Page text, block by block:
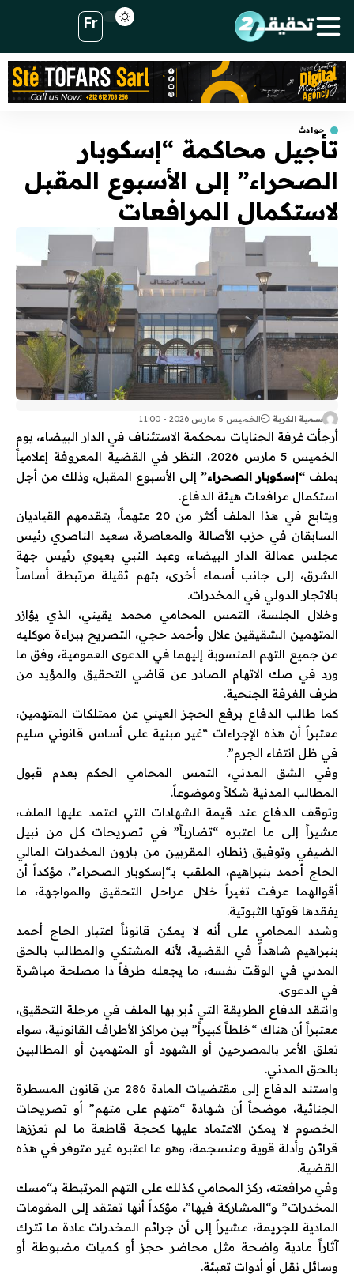
Fr
حوادث
تأجيل محاكمة “إسكوبار
الصحراء” إلى الأسبوع المقبل
لاستكمال المرافعات
سمية الكربة الخميس 5 مارس 2026 - 11:00
أرجأت غرفة الجنايات بمحكمة الاستئناف في الدار البيضاء، يوم
الخميس 5 مارس 2026، النظر في القضية المعروفة إعلامياً
بملف “إسكوبار الصحراء” إلى الأسبوع المقبل، وذلك من أجل
استكمال مرافعات هيئة الدفاع.
ويتابع في هذا الملف أكثر من 20 متهماً، يتقدمهم القياديان
السابقان في حزب الأصالة والمعاصرة، سعيد الناصري رئيس
مجلس عمالة الدار البيضاء، وعبد النبي بعيوي رئيس جهة
الشرق، إلى جانب أسماء أخرى، بتهم ثقيلة مرتبطة أساساً
بالاتجار الدولي في المخدرات.
وخلال الجلسة، التمس المحامي محمد يقيني، الذي يؤازر
المتهمين الشقيقين علال وأحمد حجي، التصريح ببراءة موكليه
من جميع التهم المنسوبة إليهما في الدعوى العمومية، وفق ما
ورد في صك الاتهام الصادر عن قاضي التحقيق والمؤيد من
طرف الغرفة الجنحية.
كما طالب الدفاع برفع الحجز العيني عن ممتلكات المتهمين،
معتبراً أن هذه الإجراءات “غير مبنية على أساس قانوني سليم
في ظل انتفاء الجرم”.
وفي الشق المدني، التمس المحامي الحكم بعدم قبول
المطالب المدنية شكلاً وموضوعاً.
وتوقف الدفاع عند قيمة الشهادات التي اعتمد عليها الملف،
مشيراً إلى ما اعتبره “تضارباً” في تصريحات كل من نبيل
الضيفي وتوفيق زنطار، المقربين من بارون المخدرات المالي
الحاج أحمد بنبراهيم، الملقب بـ“إسكوبار الصحراء”، مؤكداً أن
أقوالهما عرفت تغيراً خلال مراحل التحقيق والمواجهة، ما
يفقدها قوتها الثبوتية.
وشدد المحامي على أنه لا يمكن قانوناً اعتبار الحاج أحمد
بنبراهيم شاهداً في القضية، لأنه المشتكي والمطالب بالحق
المدني في الوقت نفسه، ما يجعله طرفاً ذا مصلحة مباشرة
في الدعوى.
وانتقد الدفاع الطريقة التي دُبر بها الملف في مرحلة التحقيق،
معتبراً أن هناك “خلطاً كبيراً” بين مراكز الأطراف القانونية، سواء
تعلق الأمر بالمصرحين أو الشهود أو المتهمين أو المطالبين
بالحق المدني.
واستند الدفاع إلى مقتضيات المادة 286 من قانون المسطرة
الجنائية، موضحاً أن شهادة “متهم على متهم” أو تصريحات
الخصوم لا يمكن الاعتماد عليها كحجة قاطعة ما لم تعززها
قرائن وأدلة قوية ومنسجمة، وهو ما اعتبره غير متوفر في هذه
القضية.
وفي مرافعته، ركز المحامي كذلك على التهم المرتبطة بـ“مسك
المخدرات” و“المشاركة فيها”، مؤكداً أنها تفتقد إلى المقومات
المادية للجريمة، مشيراً إلى أن جرائم المخدرات عادة ما تترك
آثاراً مادية واضحة مثل محاضر حجز أو كميات مضبوطة أو
وسائل نقل أو أدوات تعبئة.